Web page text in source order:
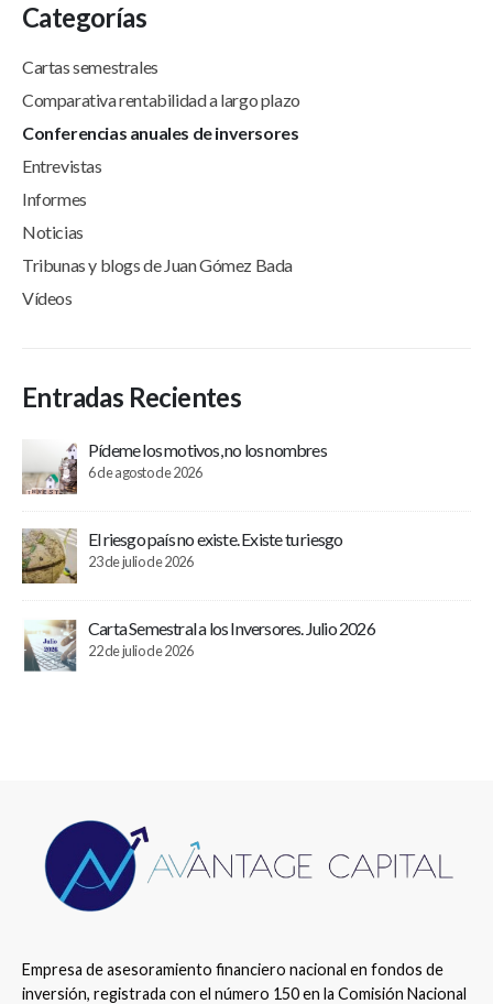
Categorías
Cartas semestrales
Comparativa rentabilidad a largo plazo
Conferencias anuales de inversores
Entrevistas
Informes
Noticias
Tribunas y blogs de Juan Gómez Bada
Vídeos
Entradas Recientes
Pídeme los motivos, no los nombres
6 de agosto de 2026
El riesgo país no existe. Existe tu riesgo
23 de julio de 2026
Carta Semestral a los Inversores. Julio 2026
22 de julio de 2026
Empresa de asesoramiento financiero nacional en fondos de
inversión, registrada con el número 150 en la Comisión Nacional